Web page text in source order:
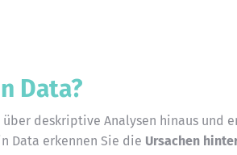
Data?
über deskriptive Analysen hinaus und
Data erkennen Sie die Ursachen